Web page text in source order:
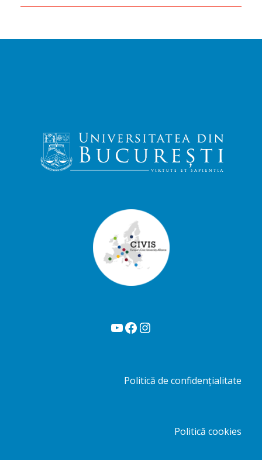
YouTube Facebook Instagram
Politică de confidențialitate
Politică cookies